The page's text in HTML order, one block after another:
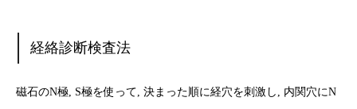
経絡診断検査法
磁石のN極, S極を使って, 決まった順に経穴を刺激し, 内関穴にN